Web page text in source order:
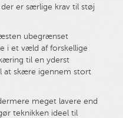
er særlige krav til støj
ubegrænset
i et væld af forskellige
til en yderst
at skære igennem stort
meget lavere end
teknikken ideel til